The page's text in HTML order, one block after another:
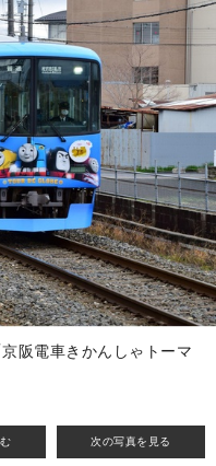
次の写真を見る
阪電車きかんしゃトーマ